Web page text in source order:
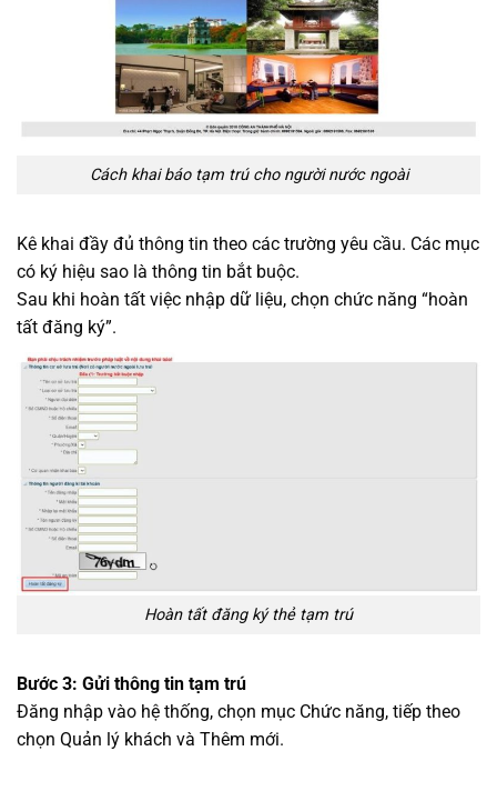
Cách khai báo tạm trú cho người nước ngoài
Kê khai đầy đủ thông tin theo các trường yêu cầu. Các mục
có ký hiệu sao là thông tin bắt buộc.
Sau khi hoàn tất việc nhập dữ liệu, chọn chức năng “hoàn
tất đăng ký”.
Hoàn tất đăng ký thẻ tạm trú
Bước 3: Gửi thông tin tạm trú
Đăng nhập vào hệ thống, chọn mục Chức năng, tiếp theo
chọn Quản lý khách và Thêm mới.